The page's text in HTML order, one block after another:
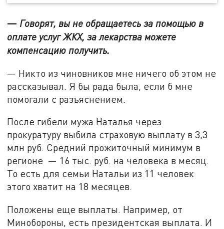
— Говорят, вы не обращаетесь за помощью в
оплате услуг ЖКХ, за лекарства можете
компенсацию получить.
— Никто из чиновников мне ничего об этом не
рассказывал. Я бы рада была, если б мне
помогали с разъяснением.
После гибели мужа Наталья через
прокуратуру выбила страховую выплату в 3,3
млн руб. Средний прожиточный минимум в
регионе — 16 тыс. руб. на человека в месяц.
То есть для семьи Натальи из 11 человек
этого хватит на 18 месяцев.
Положены еще выплаты. Например, от
Минобороны, есть президентская выплата. И